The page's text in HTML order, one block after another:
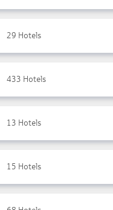
29 Hotels
433 Hotels
13 Hotels
15 Hotels